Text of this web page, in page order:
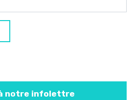
notre infolettre